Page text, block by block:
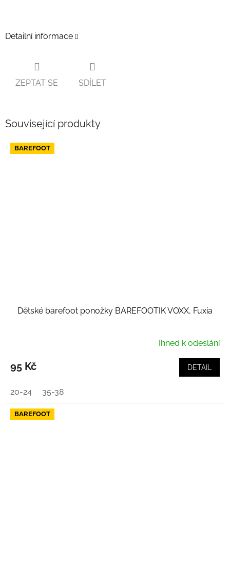
Detailní informace
ZEPTAT SE SDÍLET
Související produkty
BAREFOOT
Dětské barefoot ponožky BAREFOOTIK VOXX, Fuxia
Ihned k odeslání
95 Kč DETAIL
20-24 35-38
BAREFOOT